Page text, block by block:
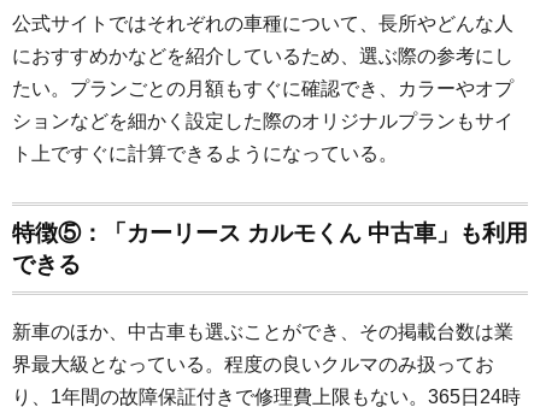
公式サイトではそれぞれの車種について、長所やどんな人
におすすめかなどを紹介しているため、選ぶ際の参考にし
たい。プランごとの月額もすぐに確認でき、カラーやオプ
ションなどを細かく設定した際のオリジナルプランもサイ
ト上ですぐに計算できるようになっている。
特徴⑤：「カーリース カルモくん 中古車」も利用
できる
新車のほか、中古車も選ぶことができ、その掲載台数は業
界最大級となっている。程度の良いクルマのみ扱ってお
り、1年間の故障保証付きで修理費上限もない。365日24時